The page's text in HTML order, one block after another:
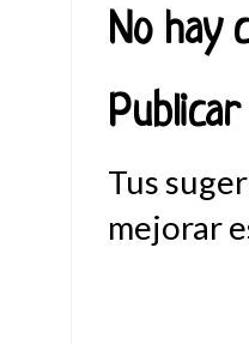
No hay
Tus
mejorar